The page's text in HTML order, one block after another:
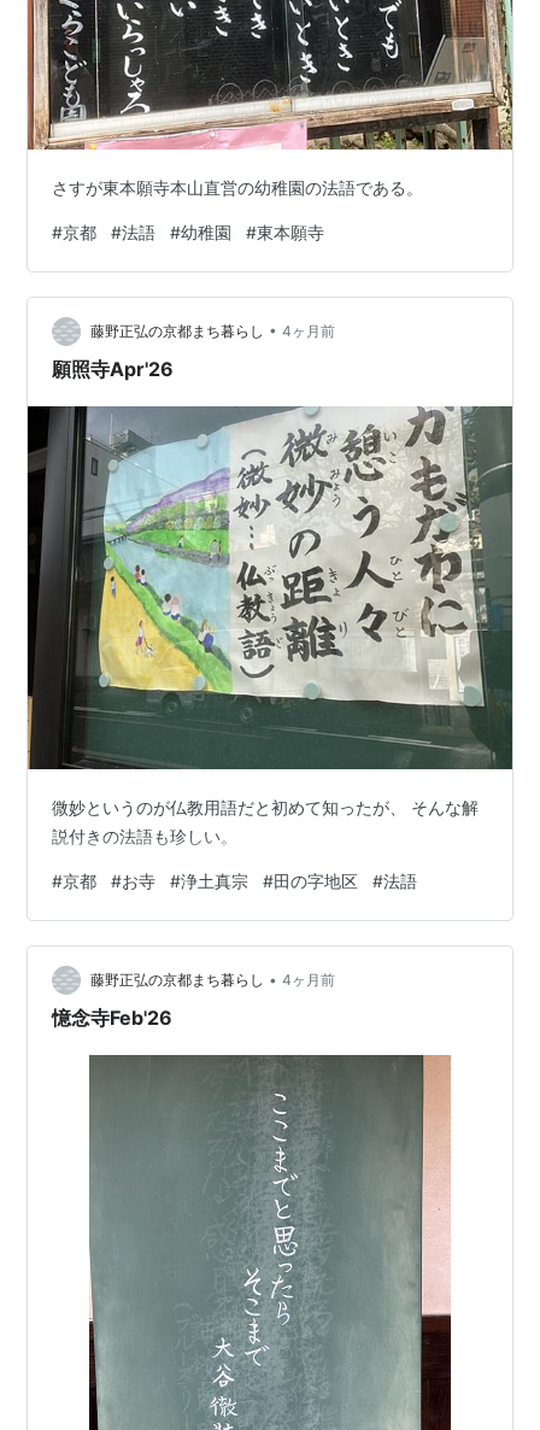
さすが東本願寺本山直営の幼稚園の法語である。
#京都 #法語 #幼稚園 #東本願寺
藤野正弘の京都まち暮らし • 4ヶ月前
願照寺Apr'26
微妙というのが仏教用語だと初めて知ったが、 そんな解
説付きの法語も珍しい。
#京都 #お寺 #浄土真宗 #田の字地区 #法語
藤野正弘の京都まち暮らし • 4ヶ月前
憶念寺Feb'26